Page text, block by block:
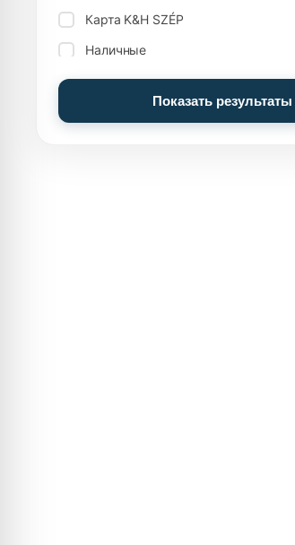
Прочие услуги
Электрическая плита
Карта K&H SZÉP
Наличные
Наличные: евро (€)
Карта MKB SZÉP
Показать результаты